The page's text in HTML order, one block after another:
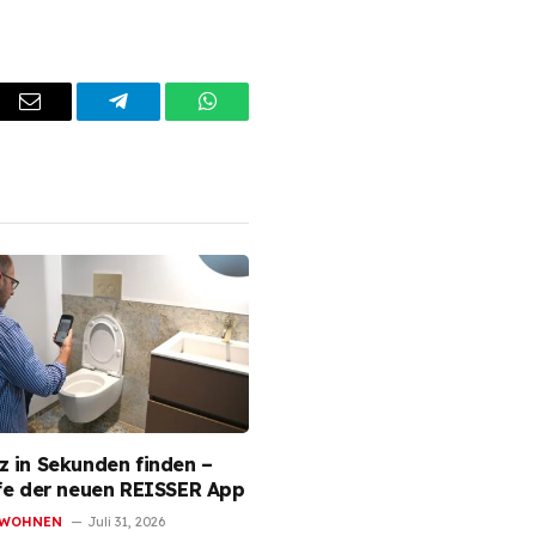
Email TelegramWhatsApp
in Sekunden finden –
der neuen REISSER App
Juli 31, 2026